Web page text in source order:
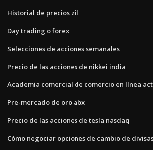
Historial de precios zil
Day trading o forex
Selecciones de acciones semanales
Precio de las acciones de nikkei india
Academia comercial de comercio en línea
Pre-mercado de oro abx
Precio de las acciones de tesla nasdaq
Cómo negociar opciones de cambio de divisas